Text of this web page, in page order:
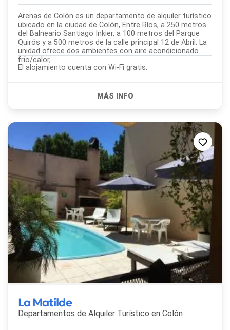
Arenas de Colón es un departamento de alquiler turístico
ubicado en la ciudad de Colón, Entre Ríos, a 250 metros
del Balneario Santiago Inkier, a 100 metros del Parque
Quirós y a 500 metros de la calle principal 12 de Abril. La
unidad ofrece dos ambientes con aire acondicionado
frío/calor,...
El alojamiento cuenta con Wi-Fi gratis.
La Matilde
Departamentos de Alquiler Turístico en Colón